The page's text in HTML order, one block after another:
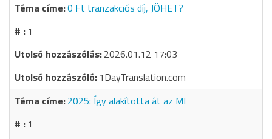
0 Ft tranzakciós díj, JÖHET?
1
2026.01.12 17:03
1DayTranslation.com
2025: Így alakította át az MI
1